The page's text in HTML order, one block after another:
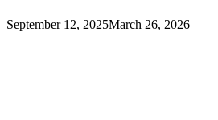
September 12, 2025March 26, 2026